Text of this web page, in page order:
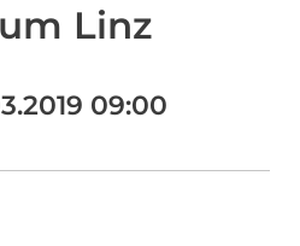
Linz
09:00